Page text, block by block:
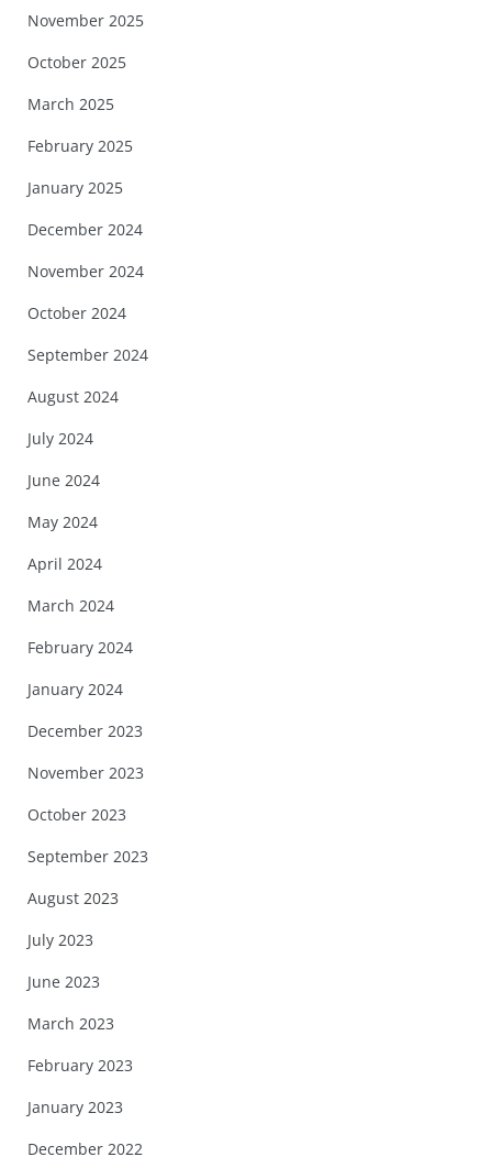
November 2025
October 2025
March 2025
February 2025
January 2025
December 2024
November 2024
October 2024
September 2024
August 2024
July 2024
June 2024
May 2024
April 2024
March 2024
February 2024
January 2024
December 2023
November 2023
October 2023
September 2023
August 2023
July 2023
June 2023
March 2023
February 2023
January 2023
December 2022